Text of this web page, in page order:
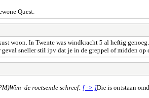
Quest.
woon. In Twente was windkracht 5 al heftig
sneller stil ipv dat je in de greppel of midden
Wim -de roetsende schreef: [ -> ]Die is ontstaan